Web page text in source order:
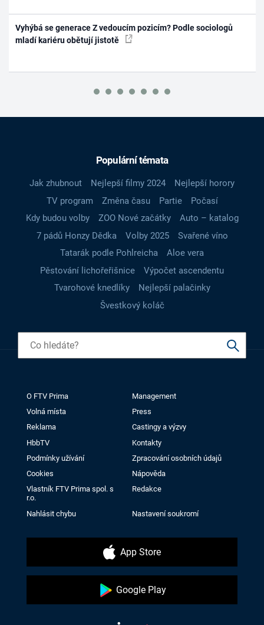
Vyhýbá se generace Z vedoucím pozicím? Podle sociologů
mladí kariéru obětují jistotě
Populární témata
Jak zhubnout Nejlepší filmy 2024
Nejlepší horory
TV program
Změna času Partie
Počasí
Kdy budou volby
ZOO Nové začátky
Auto – katalog
7 pádů Honzy Dědka
Volby 2025
Svařené víno
Tatarák podle Pohlreicha
Aloe vera
Pěstování lichořeřišnice
Výpočet ascendentu
Tvarohové knedlíky
Nejlepší palačinky
Švestkový koláč
O FTV Prima
Management
Volná místa
Press
Reklama
Castingy a výzvy
HbbTV
Kontakty
Podmínky užívání
Zpracování osobních údajů
Cookies
Nápověda
Vlastník FTV Prima spol. s
r.o.
Redakce
Nahlásit chybu Nastavení soukromí
App Store
Google Play